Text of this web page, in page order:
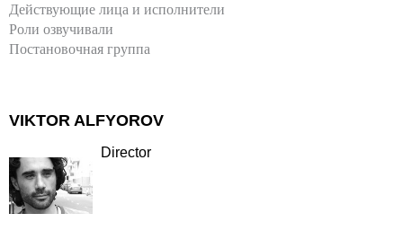
Действующие лица и исполнители
Роли озвучивали
Постановочная группа
VIKTOR ALFYOROV
Director